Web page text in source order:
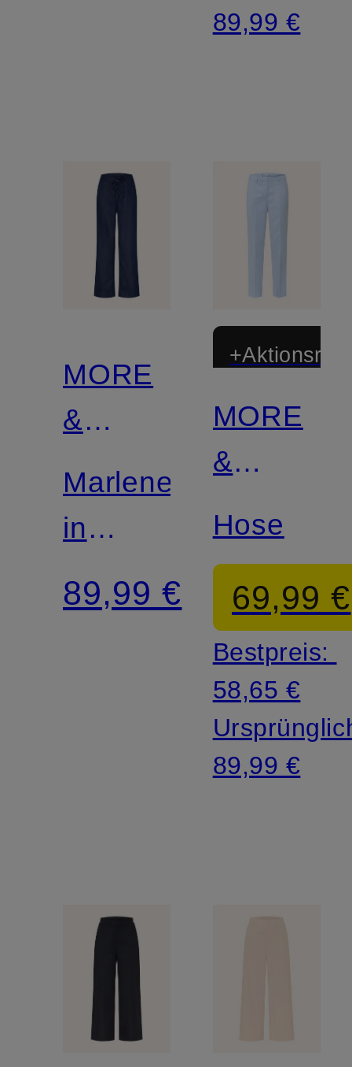
89,99 €
MORE
&
MORE
Marlenehose
in
Jeansoptik
89,99 €
MORE
&
MORE
Hose
69,99 €
Bestpreis:
58,65 €
89,99 €